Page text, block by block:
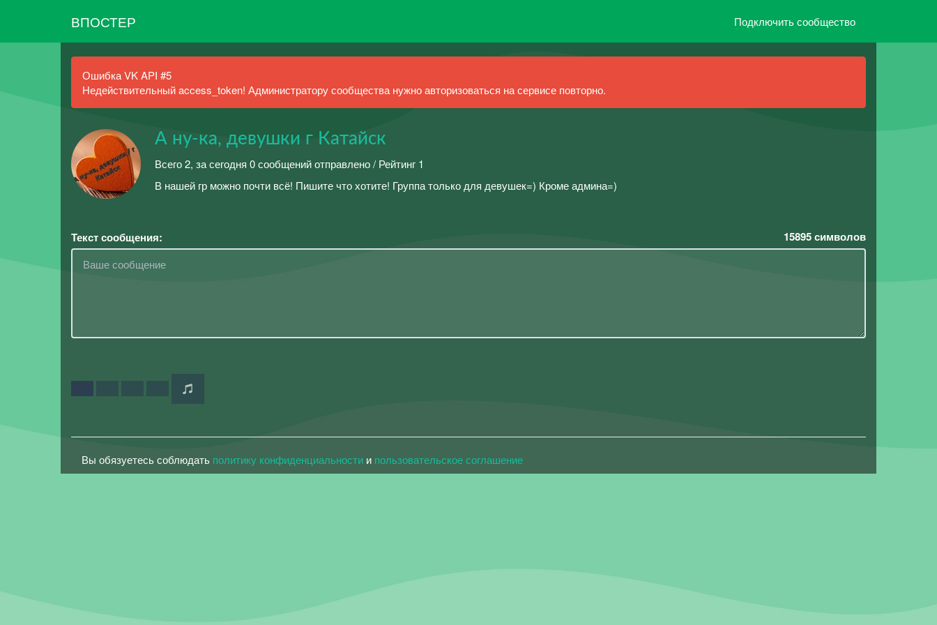
ВПОСТЕР Подключить сообщество
Ошибка VK API #5
Недействительный access_token! Администратору сообщества нужно авторизоваться на сервисе повторно.
А ну-ка, девушки г Катайск
Всего 2, за сегодня 0 сообщений отправлено / Рейтинг 1
В нашей гр можно почти всё! Пишите что хотите! Группа только для девушек=) Кроме админа=)
Текст сообщения: 15895символов
Вы обязуетесь соблюдать политику конфиденциальности и пользовательское соглашение